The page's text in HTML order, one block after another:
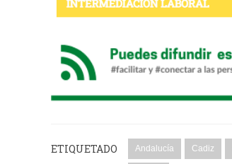
ETIQUETADO Andalucía Cadiz